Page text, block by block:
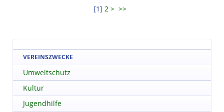
[1] 2 > >>
VEREINSZWECKE
Umweltschutz
Kultur
Jugendhilfe